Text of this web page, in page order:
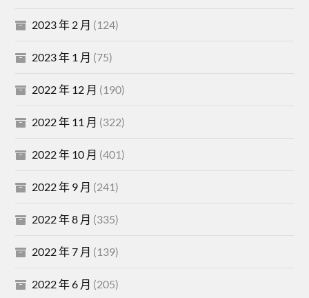
2023 年 2 月 (124)
2023 年 1 月 (75)
2022 年 12 月 (190)
2022 年 11 月 (322)
2022 年 10 月 (401)
2022 年 9 月 (241)
2022 年 8 月 (335)
2022 年 7 月 (139)
2022 年 6 月 (205)